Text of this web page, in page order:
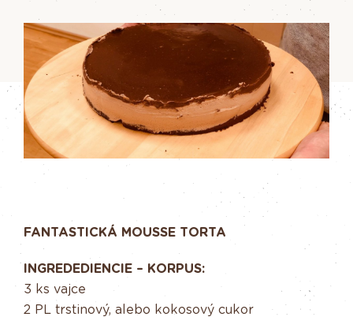
FANTASTICKÁ MOUSSE TORTA
INGREDEDIENCIE – KORPUS:
3 ks vajce
2 PL trstinový, alebo kokosový cukor